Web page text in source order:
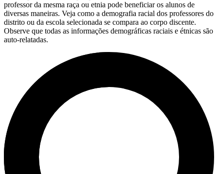
professor da mesma raça ou etnia pode beneficiar os alunos de
diversas maneiras. Veja como a demografia racial dos professores do
distrito ou da escola selecionada se compara ao corpo discente.
Observe que todas as informações demográficas raciais e étnicas são
auto-relatadas.